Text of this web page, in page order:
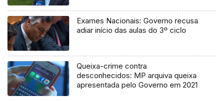
Exames Nacionais: Governo recusa
adiar início das aulas do 3º ciclo
Queixa-crime contra
desconhecidos: MP arquiva queixa
apresentada pelo Governo em 2021